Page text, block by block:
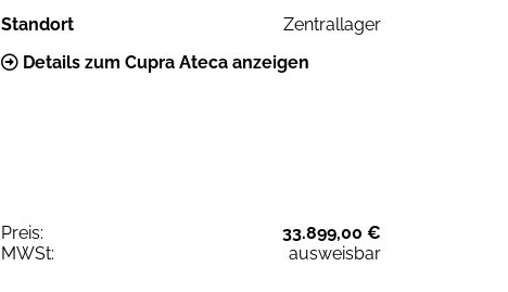
Standort
Zentrallager
Details zum Cupra Ateca anzeigen
Preis:
33.899,00 €
MWSt:
ausweisbar